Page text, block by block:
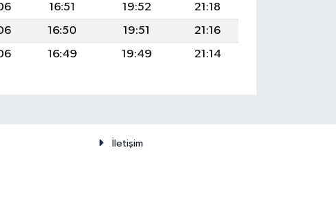
16:51 19:52
21:18
16:50 19:51
21:16
16:49 19:49 21:14
İletişim